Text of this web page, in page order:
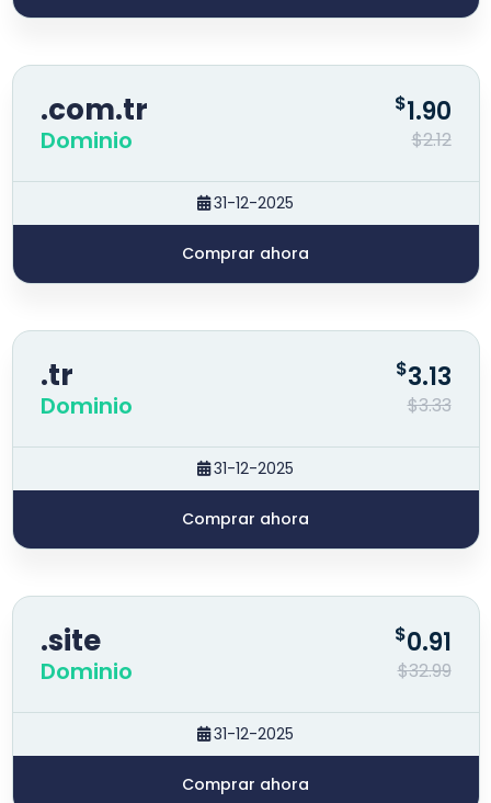
.com.tr
Dominio
$1.90
$2.12
31-12-2025
Comprar ahora
.tr
Dominio
$3.13
$3.33
31-12-2025
Comprar ahora
.site
Dominio
$0.91
$32.99
31-12-2025
Comprar ahora